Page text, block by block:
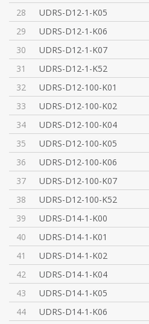
28
UDRS-D12-1-K05
29
UDRS-D12-1-K06
30
UDRS-D12-1-K07
31
UDRS-D12-1-K52
32
UDRS-D12-100-K01
33
UDRS-D12-100-K02
34
UDRS-D12-100-K04
35
UDRS-D12-100-K05
36
UDRS-D12-100-K06
37
UDRS-D12-100-K07
38
UDRS-D12-100-K52
39
UDRS-D14-1-K00
40
UDRS-D14-1-K01
41
UDRS-D14-1-K02
42
UDRS-D14-1-K04
43
UDRS-D14-1-K05
44
UDRS-D14-1-K06